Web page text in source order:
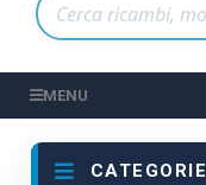
MENU
CATEGORIE